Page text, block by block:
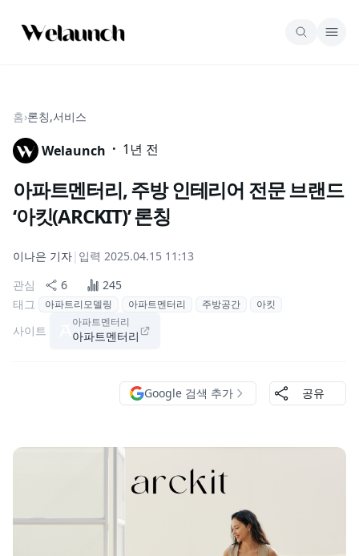
홈›론칭,서비스
Welaunch · 1년 전
아파트멘터리, 주방 인테리어 전문 브랜드
‘아킷(ARCKIT)’ 론칭
이나은 기자| 입력 2025.04.15 11:13
관심
6
245
태그
아파트리모델링 아파트멘터리 주방공간 아킷
사이트
아파트멘터리
아파트멘터리
Google 검색 추가 공유